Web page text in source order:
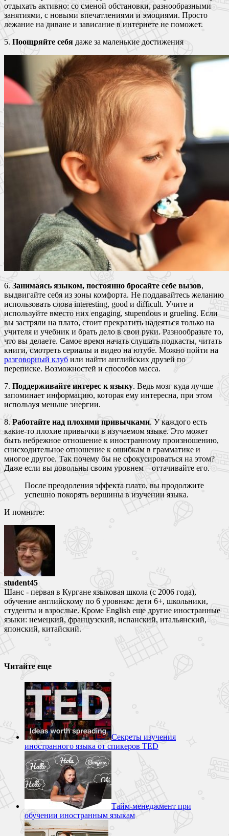
отдыхать активно: со сменой обстановки, разнообразными
занятиями, с новыми впечатлениями и эмоциями. Просто
лежание на диване и зависание в интернете не поможет.
5. Поощряйте себя даже за маленькие достижения
6. Занимаясь языком, постоянно бросайте себе вызов,
выдвигайте себя из зоны комфорта. Не поддавайтесь желанию
использовать слова interesting, good и difficult. Учите и
используйте вместо них engaging, stupendous и grueling. Если
вы застряли на плато, стоит прекратить надеяться только на
учителя и учебник и брать дело в свои руки. Разнообразьте то,
что вы делаете. Самое время начать слушать подкасты, читать
книги, смотреть сериалы и видео на ютубе. Можно пойти на
разговорный клуб или найти английских друзей по
переписке. Возможностей и способов масса.
7. Поддерживайте интерес к языку. Ведь мозг куда лучше
запоминает информацию, которая ему интересна, при этом
используя меньше энергии.
8. Работайте над плохими привычками. У каждого есть
какие-то плохие привычки в изучаемом языке. Это может
быть небрежное отношение к иностранному произношению,
снисходительное отношение к ошибкам в грамматике и
многое другое. Так почему бы не сфокусироваться на этом?
Даже если вы довольны своим уровнем – оттачивайте его.
После преодоления эффекта плато, вы продолжите
успешно покорять вершины в изучении языка.
И помните:
student45
Шанс - первая в Кургане языковая школа (с 2006 года),
обучение английскому по 6 уровням: дети 6+, школьники,
студенты и взрослые. Кроме English еще другие иностранные
языки: немецкий, французский, испанский, итальянский,
японский, китайский.
Читайте еще
Секреты изучения
иностранного языка от спикеров TED
Тайм-менеджмент при
обучении иностранным языкам